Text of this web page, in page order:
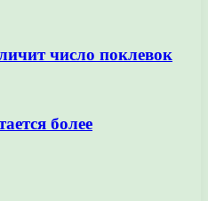
число поклевок
более